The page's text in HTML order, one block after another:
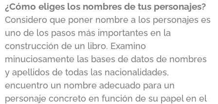
¿Cómo eliges los nombres de tus personajes?
Considero que poner nombre a los personajes es
uno de los pasos más importantes en la
construcción de un libro. Examino
minuciosamente las bases de datos de nombres
y apellidos de todas las nacionalidades,
encuentro un nombre adecuado para un
personaje concreto en función de su papel en el